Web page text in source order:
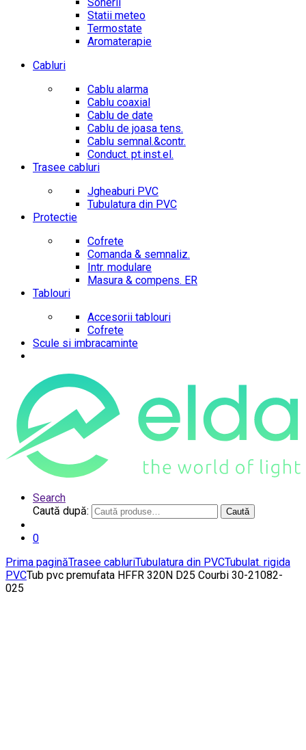
Statii meteo
Termostate
Aromaterapie
Cabluri
Cablu alarma
Cablu coaxial
Cablu de date
Cablu de joasa tens.
Cablu semnal.&contr.
Conduct. pt.inst.el.
Trasee cabluri
Jgheaburi PVC
Tubulatura din PVC
Protectie
Cofrete
Comanda & semnaliz.
Intr. modulare
Masura & compens. ER
Tablouri
Accesorii tablouri
Cofrete
Scule si imbracaminte
Search
Caută după:
Caută
0
Prima paginăTrasee cabluriTubulatura din PVCTubulat. rigida
PVCTub pvc premufata HFFR 320N D25 Courbi 30-21082-
025